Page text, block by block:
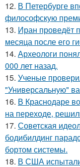
12. В Петербурге
философскую
13. Иран проведёт
месяца после его
14. Археологи
000 лет назад.
15. Ученые
"Универсальную"
16. В Краснодаре
на переходе,
17. Советская
бодибилдинг
бортом системы.
18. В США испытали